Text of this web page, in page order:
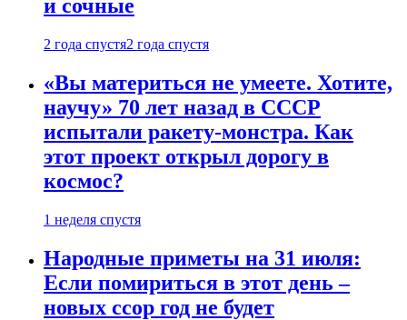
и сочные
2 года спустя2 года спустя
«Вы материться не умеете. Хотите,
научу» 70 лет назад в СССР
испытали ракету-монстра. Как
этот проект открыл дорогу в
космос?
1 неделя спустя
Народные приметы на 31 июля:
Если помириться в этот день –
новых ссор год не будет